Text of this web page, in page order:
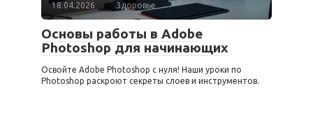
18.04.2026 Здоровье
Основы работы в Adobe
Photoshop для начинающих
Освойте Adobe Photoshop с нуля! Наши уроки по
Photoshop раскроют секреты слоев и инструментов.